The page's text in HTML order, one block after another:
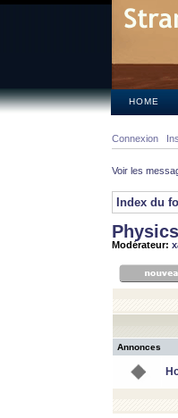
HOME
Connexion
Voir les
Index du
Physics
Modérateur:
Annonces